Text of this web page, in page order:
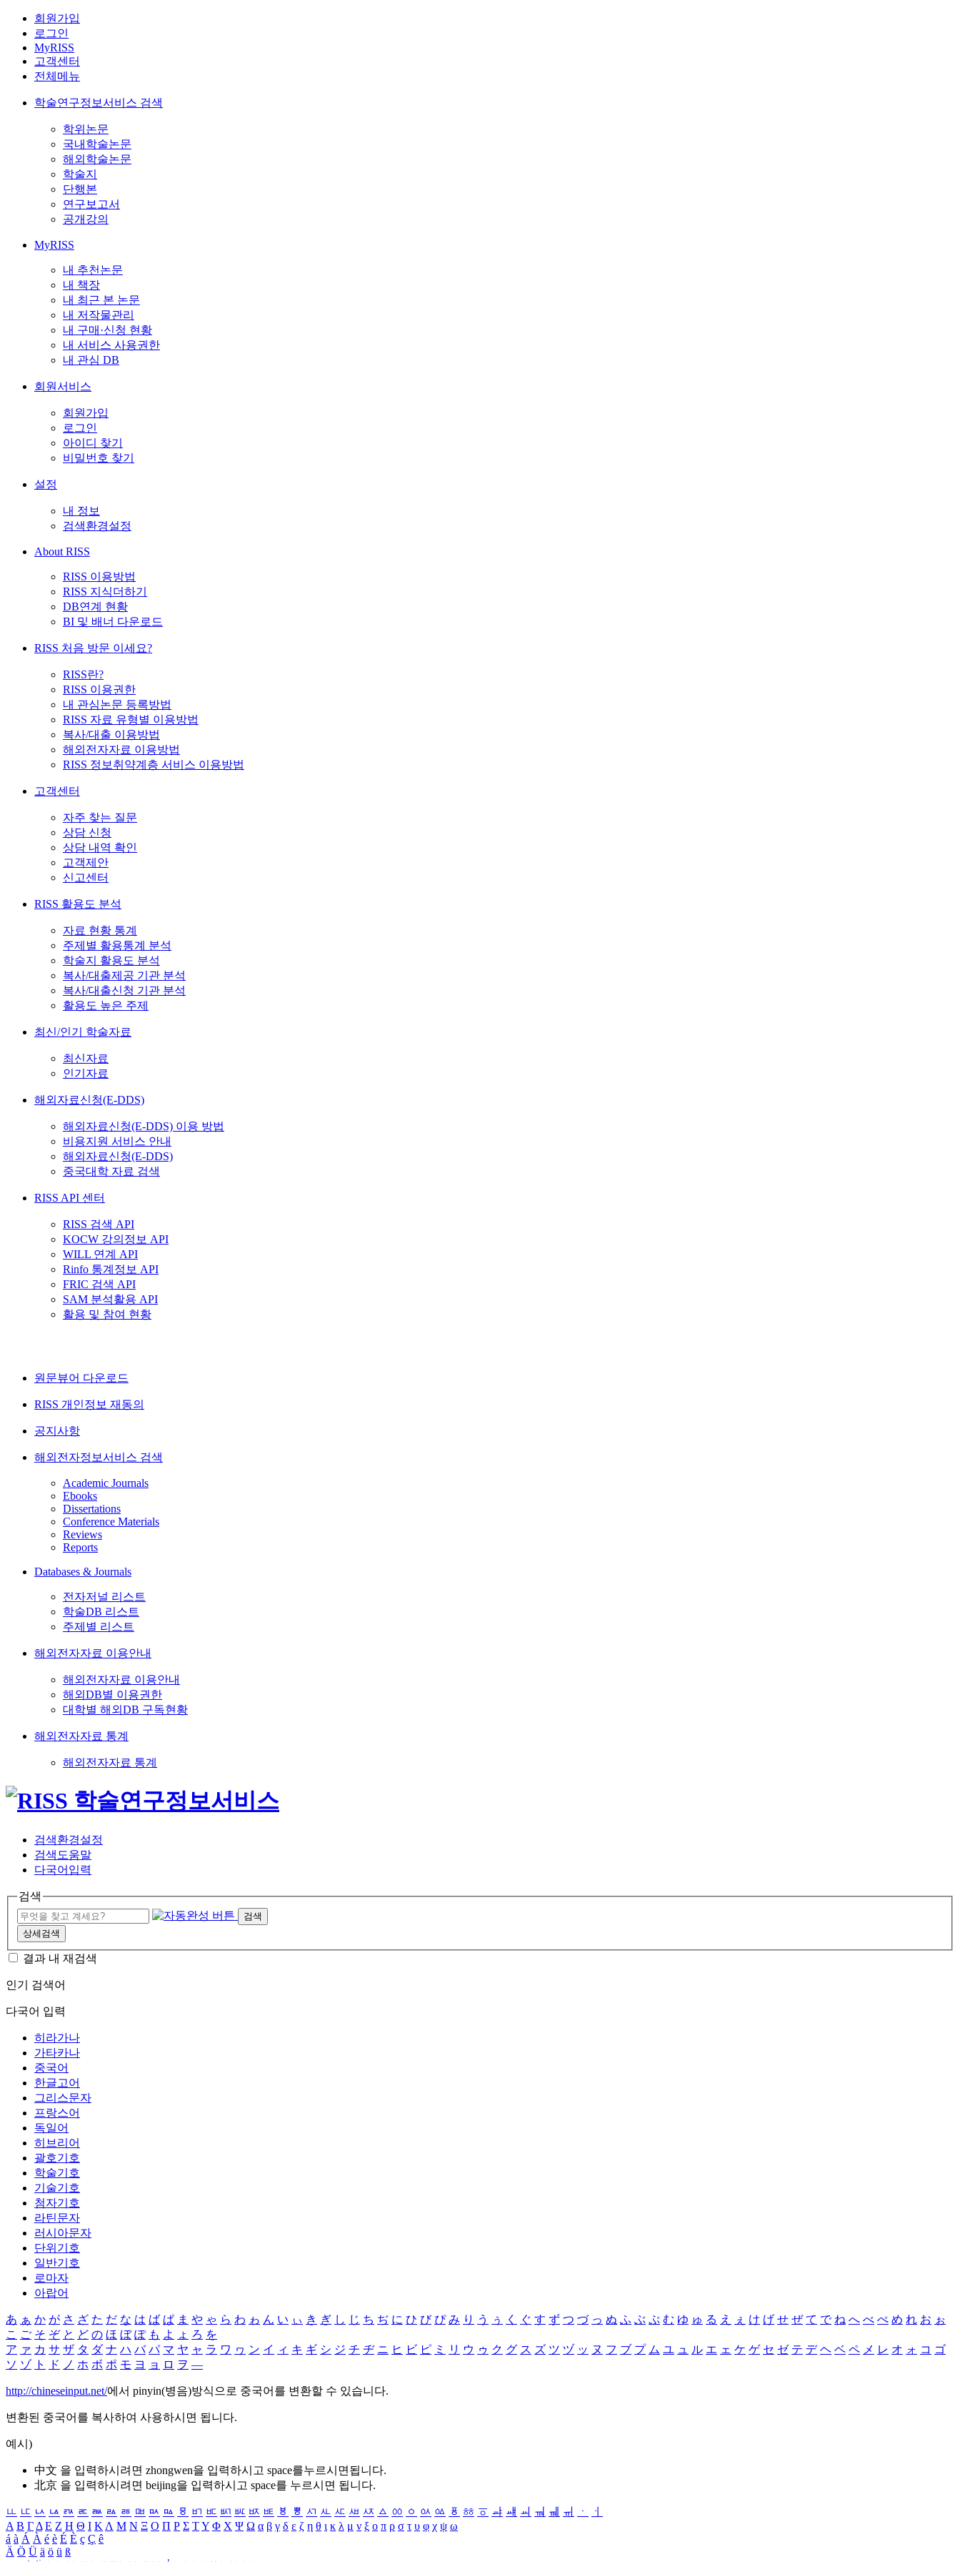
회원가입
로그인
MyRISS
고객센터
전체메뉴
학술연구정보서비스 검색
학위논문
국내학술논문
해외학술논문
학술지
단행본
연구보고서
공개강의
MyRISS
내 추천논문
내 책장
내 최근 본 논문
내 저작물관리
내 구매·신청 현황
내 서비스 사용권한
내 관심 DB
회원서비스
회원가입
로그인
아이디 찾기
비밀번호 찾기
설정
내 정보
검색환경설정
About RISS
RISS 이용방법
RISS 지식더하기
DB연계 현황
BI 및 배너 다운로드
RISS 처음 방문 이세요?
RISS란?
RISS 이용권한
내 관심논문 등록방법
RISS 자료 유형별 이용방법
복사/대출 이용방법
해외전자자료 이용방법
RISS 정보취약계층 서비스 이용방법
고객센터
자주 찾는 질문
상담 신청
상담 내역 확인
고객제안
신고센터
RISS 활용도 분석
자료 현황 통계
주제별 활용통계 분석
학술지 활용도 분석
복사/대출제공 기관 분석
복사/대출신청 기관 분석
활용도 높은 주제
최신/인기 학술자료
최신자료
인기자료
해외자료신청(E-DDS)
해외자료신청(E-DDS) 이용 방법
비용지원 서비스 안내
해외자료신청(E-DDS)
중국대학 자료 검색
RISS API 센터
RISS 검색 API
KOCW 강의정보 API
WILL 연계 API
Rinfo 통계정보 API
FRIC 검색 API
SAM 분석활용 API
활용 및 참여 현황
원문뷰어 다운로드
RISS 개인정보 재동의
공지사항
해외전자정보서비스 검색
Academic Journals
Ebooks
Dissertations
Conference Materials
Reviews
Reports
Databases & Journals
전자저널 리스트
학술DB 리스트
주제별 리스트
해외전자자료 이용안내
해외전자자료 이용안내
해외DB별 이용권한
대학별 해외DB 구독현황
해외전자자료 통계
해외전자자료 통계
검색환경설정
검색도움말
다국어입력
검색
검색
상세검색
결과 내 재검색
인기 검색어
다국어 입력
히라가나
가타카나
중국어
한글고어
그리스문자
프랑스어
독일어
히브리어
괄호기호
학술기호
기술기호
첨자기호
라틴문자
러시아문자
단위기호
일반기호
로마자
아랍어
あ ぁ か が さ ざ た だ な は ば ぱ ま や ゃ ら わ ゎ ん い ぃ き ぎ し じ ち ぢ に ひ び ぴ み り う ぅ く ぐ す ず つ づ っ ぬ ふ ぶ ぷ む ゆ ゅ る え ぇ け げ せ ぜ て で ね へ べ ぺ め れ お ぉ
こ ご そ ぞ と ど の ほ ぼ ぽ も よ ょ ろ を
ア ァ カ サ ザ タ ダ ナ ハ バ パ マ ヤ ャ ラ ワ ヮ ン イ ィ キ ギ シ ジ チ ヂ ニ ヒ ビ ピ ミ リ ウ ゥ ク グ ス ズ ツ ヅ ッ ヌ フ ブ プ ム ユ ュ ル エ ェ ケ ゲ セ ゼ テ デ ヘ ベ ペ メ レ オ ォ コ ゴ
ソ ゾ ト ド ノ ホ ボ ポ モ ヨ ョ ロ ヲ ―
http://chineseinput.net/에서 pinyin(병음)방식으로 중국어를 변환할 수 있습니다.
변환된 중국어를 복사하여 사용하시면 됩니다.
예시)
中文 을 입력하시려면 zhongwen을 입력하시고 space를누르시면됩니다.
北京 을 입력하시려면 beijing을 입력하시고 space를 누르시면 됩니다.
ㅥ ㅦ ㅧ ㅨ ㅩ ㅪ ㅫ ㅬ ㅭ ㅮ ㅯ ㅰ ㅱ ㅲ ㅳ ㅴ ㅵ ㅶ ㅷ ㅸ ㅹ ㅺ ㅻ ㅼ ㅽ ㅾ ㅿ ㆀ ㆁ ㆂ ㆃ ㆄ ㆅ ㆆ ㆇ ㆈ ㆉ ㆊ ㆋ ㆌ ㆍ
ㆎ
Α Β ΓΔ Ε Ζ Η Θ Ι ΚΛ Μ Ν Ξ Ο Π Ρ Σ ΤΥ Φ Χ Ψ Ω α β γ δ ε ζ η θ ι κ λ μ ν ξ ο π ρ σ τ υ φ χ ψ ω
á à Á À é è É È ç Ç ê
Ä Ö Ü ä ö ü ß